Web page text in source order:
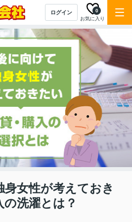
ログイン
お気に入り
0
女性が考えておき
洗濯とは？